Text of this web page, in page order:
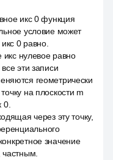
икс 0 функция
условие может
0 равно.
икс нулевое равно
эти записи
геометрически
на плоскости m
0.
через эту точку,
значение